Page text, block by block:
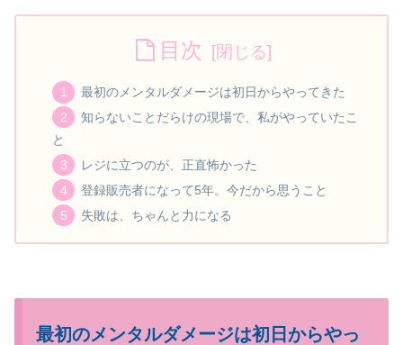
目次
最初のメンタルダメージは初日からやってきた
知らないことだらけの現場で、私がやっていたこ
と
レジに立つのが、正直怖かった
登録販売者になって5年。今だから思うこと
失敗は、ちゃんと力になる
最初のメンタルダメージは初日からやっ